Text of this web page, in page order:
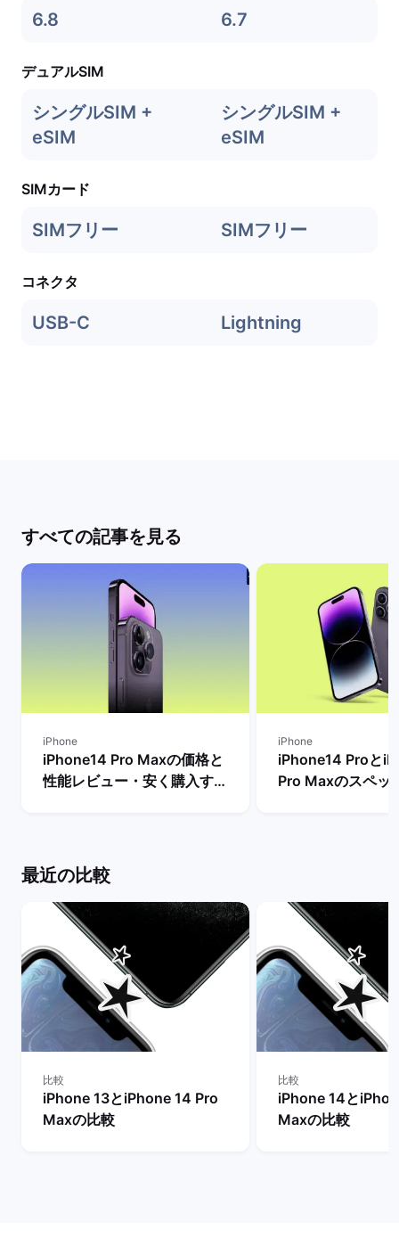
6.8 6.7
デュアルSIM
シングルSIM +
eSIM
シングルSIM +
eSIM
SIMカード
SIMフリー SIMフリー
コネクタ
USB-C Lightning
すべての記事を見る
iPhone
iPhone14 Pro Maxの価格と
性能レビュー・安く購入する
iPhone
iPhone14 Proと
Pro Maxのスペッ
最近の比較
比較
iPhone 13とiPhone 14 Pro
Maxの比較
比較
iPhone 14と
Maxの比較